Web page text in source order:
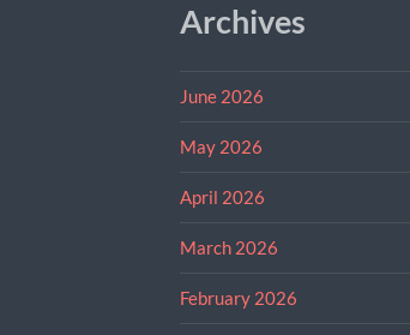
Archives
June 2026
May 2026
April 2026
March 2026
February 2026